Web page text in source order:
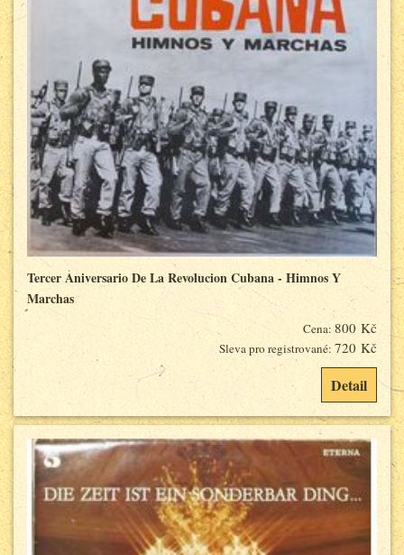
Tercer Aniversario De La Revolucion Cubana - Himnos Y
Marchas
Cena: 800 Kč
Sleva pro registrované: 720 Kč
Detail